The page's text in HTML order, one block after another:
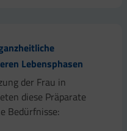
Lebensphasen
der Frau in
diese Präparate
Bedürfnisse: